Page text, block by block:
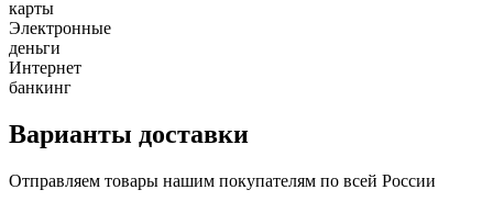
карты
Электронные
деньги
Интернет
банкинг
Варианты доставки
Отправляем товары нашим покупателям по всей России